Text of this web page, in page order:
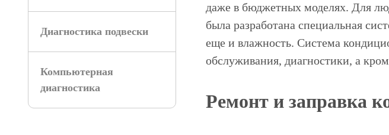
Диагностика подвески
Компьютерная
диагностика
даже в бюджетных моделях. Для
была разработана специальная
еще и влажность. Система
обслуживания, диагностики, а
Ремонт и заправка